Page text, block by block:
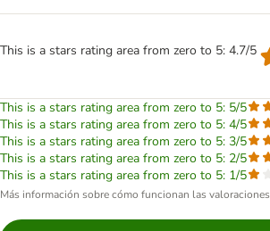
This is a stars rating area from zero to 5: 4.7/5
This is a stars rating area from zero to 5: 5/5
This is a stars rating area from zero to 5: 4/5
This is a stars rating area from zero to 5: 3/5
This is a stars rating area from zero to 5: 2/5
This is a stars rating area from zero to 5: 1/5
Más información sobre cómo funcionan las valoraciones